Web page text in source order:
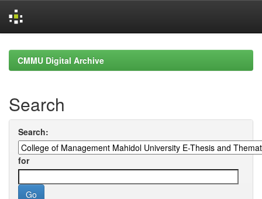
navigationCMMU Digital Archive
Search
Search:
for